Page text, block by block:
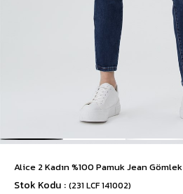
Alice 2 Kadın %100 Pamuk Jean Gömlek
Stok Kodu (231 LCF 141002)